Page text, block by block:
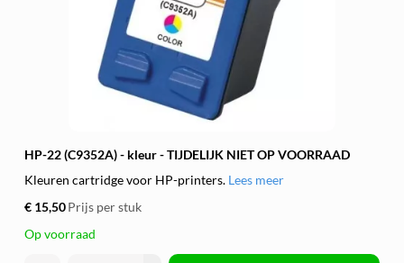
HP-22 (C9352A) - kleur - TIJDELIJK NIET OP VOORRAAD
Kleuren cartridge voor HP-printers. Lees meer
€ 15,50Prijs per stuk
Op voorraad